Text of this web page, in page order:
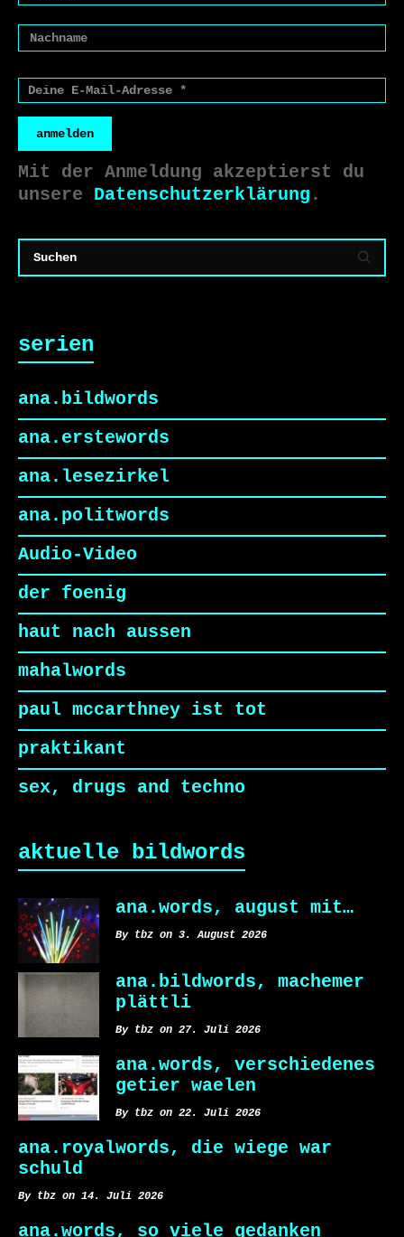
anmelden
Mit der Anmeldung akzeptierst du
unsere Datenschutzerklärung .
serien
ana.bildwords
ana.erstewords
ana.lesezirkel
ana.politwords
Audio-Video
der foenig
haut nach aussen
mahalwords
paul mccarthney ist tot
praktikant
sex, drugs and techno
aktuelle bildwords
ana.words, august mit…
By tbz on 3. August 2026
ana.bildwords, machemer
plättli
By tbz on 27. Juli 2026
ana.words, verschiedenes
getier waelen
By tbz on 22. Juli 2026
ana.royalwords, die wiege war
schuld
By tbz on 14. Juli 2026
ana.words, so viele gedanken